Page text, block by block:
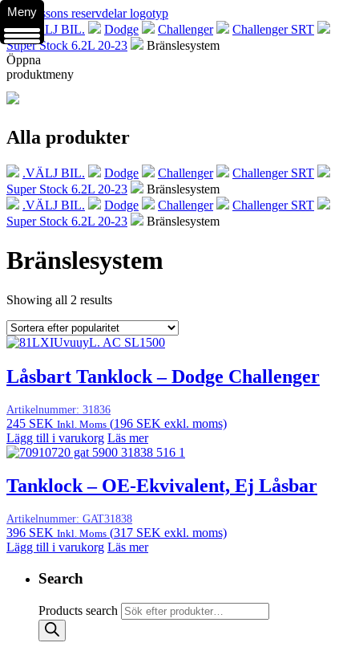
.VÄLJ BIL. Dodge Challenger
Challenger SRT
Super Stock 6.2L 20-23
Bränslesystem
Öppna
produktmeny
Alla produkter
.VÄLJ BIL. Dodge Challenger
Challenger SRT
Super Stock 6.2L 20-23
Bränslesystem
.VÄLJ BIL.
Dodge Challenger
Challenger SRT
Super Stock 6.2L 20-23
Bränslesystem
Bränslesystem
Showing all 2 results
Låsbart Tanklock – Dodge Challenger
Artikelnummer: 31836
245 SEK Inkl. Moms (196 SEK exkl. moms)
Lägg till i varukorg Läs mer
Tanklock – OE-Ekvivalent, Ej Låsbar
Artikelnummer: GAT31838
396 SEK Inkl. Moms (317 SEK exkl. moms)
Lägg till i varukorg Läs mer
Search
Products search
Meny